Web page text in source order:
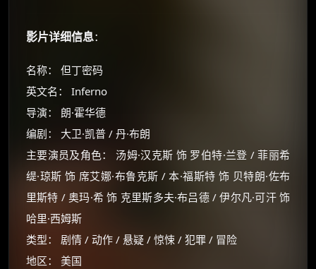
影片详细信息：
名称： 但丁密码
英文名： Inferno
导演： 朗·霍华德
编剧： 大卫·凯普 / 丹·布朗
主要演员及角色： 汤姆·汉克斯 饰 罗伯特·兰登 / 菲丽希
缇·琼斯 饰 席艾娜·布鲁克斯 / 本·福斯特 饰 贝特朗·佐布
里斯特 / 奥玛·希 饰 克里斯多夫·布吕德 / 伊尔凡·可汗 饰
哈里·西姆斯
类型： 剧情 / 动作 / 悬疑 / 惊悚 / 犯罪 / 冒险
地区： 美国